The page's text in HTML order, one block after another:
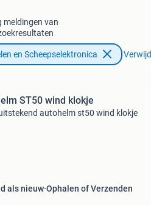
meldingen van
en Scheepselektronica
ST50 wind klokje
autohelm st50 wind klokje
als nieuw Ophalen of Verzenden